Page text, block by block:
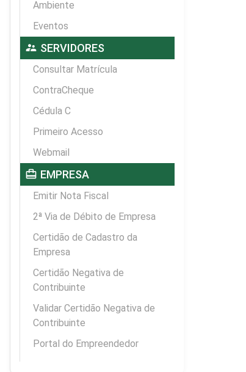
Ambiente
Eventos
supervisor_account SERVIDORES
Consultar Matrícula
ContraCheque
Cédula C
Primeiro Acesso
Webmail
card_travel EMPRESA
Emitir Nota Fiscal
2ª Via de Débito de Empresa
Certidão de Cadastro da
Empresa
Certidão Negativa de
Contribuinte
Validar Certidão Negativa de
Contribuinte
Portal do Empreendedor